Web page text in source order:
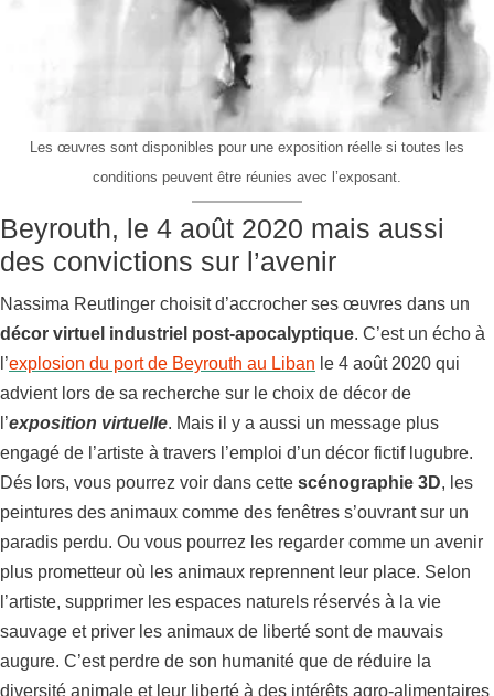
Les œuvres sont disponibles pour une exposition réelle si toutes les
conditions peuvent être réunies avec l’exposant.
Beyrouth, le 4 août 2020 mais aussi
des convictions sur l’avenir
Nassima Reutlinger choisit d’accrocher ses œuvres dans un
décor virtuel industriel post-apocalyptique. C’est un écho à
l’explosion du port de Beyrouth au Liban le 4 août 2020 qui
advient lors de sa recherche sur le choix de décor de
l’exposition virtuelle. Mais il y a aussi un message plus
engagé de l’artiste à travers l’emploi d’un décor fictif lugubre.
Dés lors, vous pourrez voir dans cette scénographie 3D, les
peintures des animaux comme des fenêtres s’ouvrant sur un
paradis perdu. Ou vous pourrez les regarder comme un avenir
plus prometteur où les animaux reprennent leur place. Selon
l’artiste, supprimer les espaces naturels réservés à la vie
sauvage et priver les animaux de liberté sont de mauvais
augure. C’est perdre de son humanité que de réduire la
diversité animale et leur liberté à des intérêts agro-alimentaires